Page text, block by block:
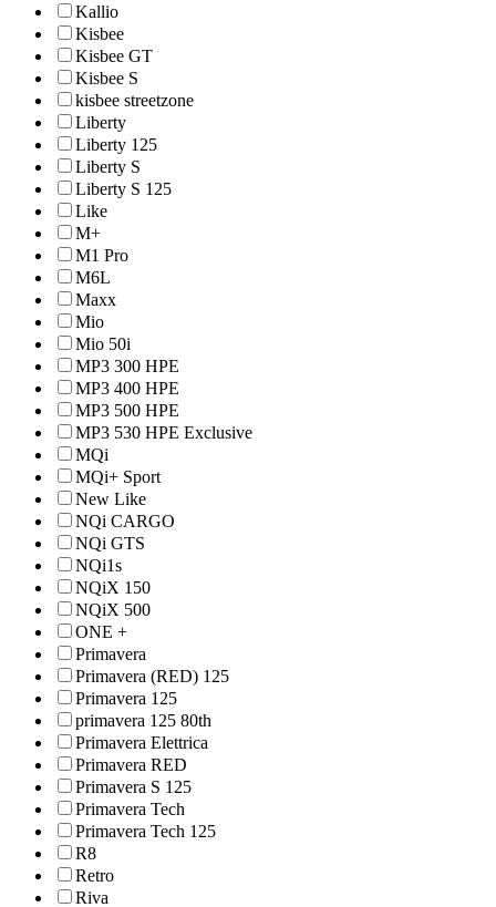
Kallio
Kisbee
Kisbee GT
Kisbee S
kisbee streetzone
Liberty
Liberty 125
Liberty S
Liberty S 125
Like
M+
M1 Pro
M6L
Maxx
Mio
Mio 50i
MP3 300 HPE
MP3 400 HPE
MP3 500 HPE
MP3 530 HPE Exclusive
MQi
MQi+ Sport
New Like
NQi CARGO
NQi GTS
NQi1s
NQiX 150
NQiX 500
ONE +
Primavera
Primavera (RED) 125
Primavera 125
primavera 125 80th
Primavera Elettrica
Primavera RED
Primavera S 125
Primavera Tech
Primavera Tech 125
R8
Retro
Riva